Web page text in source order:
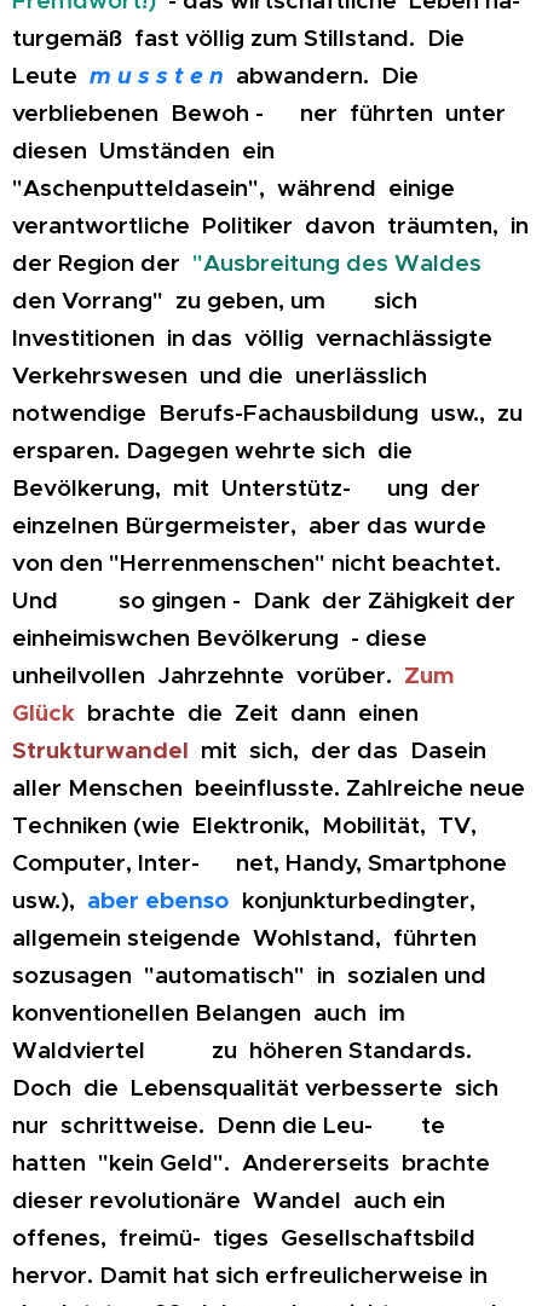
turgemäß fast völlig zum Stillstand. Die
Leute m u s s t e n abwandern. Die
verbliebenen Bewoh - ner führten unter
diesen Umständen ein
"Aschenputteldasein", während einige
verantwortliche Politiker davon träumten, in
der Region der "Ausbreitung des Waldes
den Vorrang" zu geben, um sich
Investitionen in das völlig vernachlässigte
Verkehrswesen und die unerlässlich
notwendige Berufs-Fachausbildung usw., zu
ersparen. Dagegen wehrte sich die
Bevölkerung, mit Unterstütz- ung der
einzelnen Bürgermeister, aber das wurde
von den "Herrenmenschen" nicht beachtet.
Und so gingen - Dank der Zähigkeit der
einheimiswchen Bevölkerung - diese
unheilvollen Jahrzehnte vorüber. Zum
Glück brachte die Zeit dann einen
Strukturwandel mit sich, der das Dasein
aller Menschen beeinflusste. Zahlreiche neue
Techniken (wie Elektronik, Mobilität, TV,
Computer, Inter- net, Handy, Smartphone
usw.), aber ebenso konjunkturbedingter,
allgemein steigende Wohlstand, führten
sozusagen "automatisch" in sozialen und
konventionellen Belangen auch im
Waldviertel zu höheren Standards.
Doch die Lebensqualität verbesserte sich
nur schrittweise. Denn die Leu- te
hatten "kein Geld". Andererseits brachte
dieser revolutionäre Wandel auch ein
offenes, freimü- tiges Gesellschaftsbild
hervor. Damit hat sich erfreulicherweise in